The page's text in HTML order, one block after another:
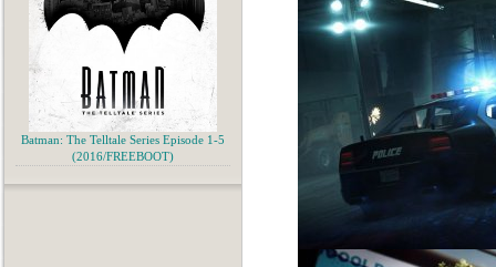
Batman: The Telltale Series Episode 1-5
(2016/FREEBOOT)